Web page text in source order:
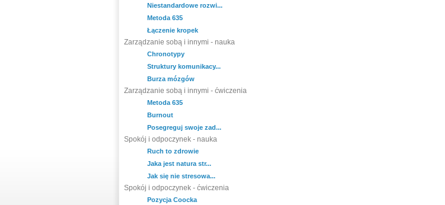
Niestandardowe rozwi...
Metoda 635
Łączenie kropek
Zarządzanie sobą i innymi - nauka
Chronotypy
Struktury komunikacy...
Burza mózgów
Zarządzanie sobą i innymi - ćwiczenia
Metoda 635
Burnout
Posegreguj swoje zad...
Spokój i odpoczynek - nauka
Ruch to zdrowie
Jaka jest natura str...
Jak się nie stresowa...
Spokój i odpoczynek - ćwiczenia
Pozycja Coocka